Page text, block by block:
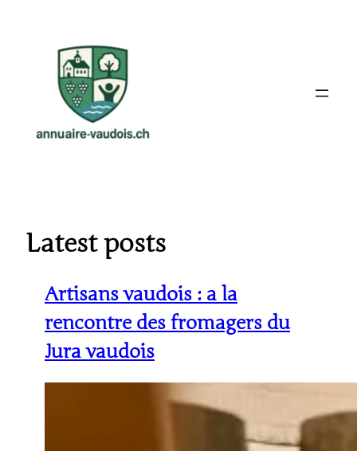
Latest posts
Artisans vaudois : a la
rencontre des fromagers du
Jura vaudois